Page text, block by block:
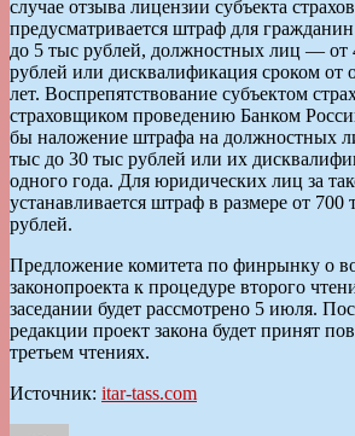
случае отзыва лицензии субъекта
предусматривается штраф для
до 5 тыс рублей, должностных лиц — от
рублей или дисквалификация сроком от
лет. Воспрепятствование субъектом
страховщиком проведению Банком
бы наложение штрафа на должностных
тыс до 30 тыс рублей или их
одного года. Для юридических лиц за
устанавливается штраф в размере от
рублей.
Предложение комитета по финрынку о
законопроекта к процедуре второго
заседании будет рассмотрено 5 июля.
редакции проект закона будет принят
третьем чтениях.
Источник: itar-tass.com